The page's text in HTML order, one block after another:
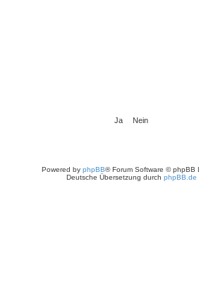
Powered by phpBB® Forum Software © phpBB
Deutsche Übersetzung durch phpBB.de